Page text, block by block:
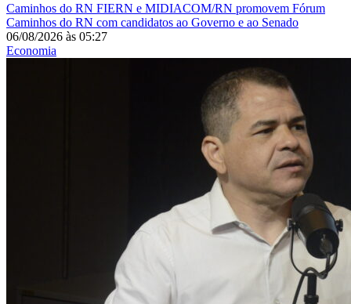
Caminhos do RN FIERN e MIDIACOM/RN promovem Fórum
Caminhos do RN com candidatos ao Governo e ao Senado
06/08/2026 às 05:27
Economia